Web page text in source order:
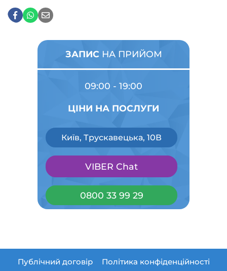
ЗАПИС НА ПРИЙОМ
09:00 - 19:00
ЦІНИ НА ПОСЛУГИ
Київ, Трускавецька, 10В
VIBER Chat
0800 33 99 29
Публічний договір Політика конфіденційності